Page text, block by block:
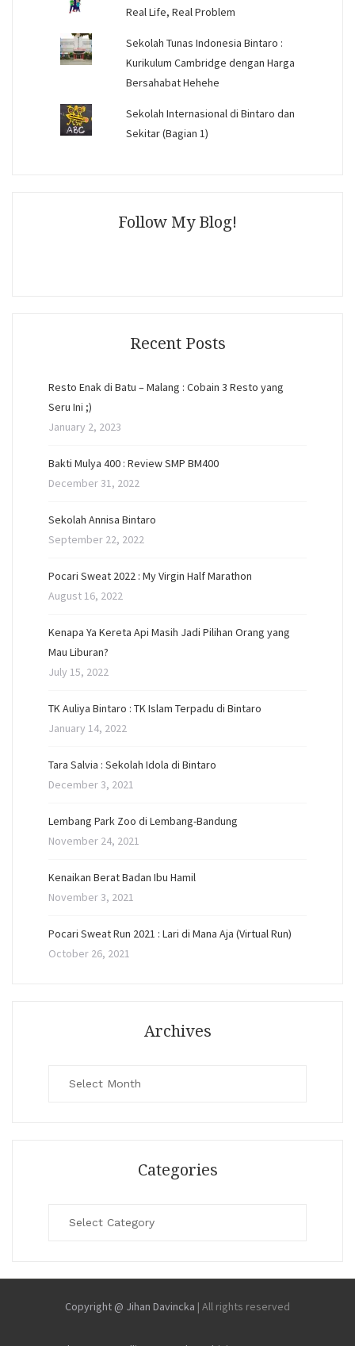
Real Life, Real Problem
Sekolah Tunas Indonesia Bintaro :
Kurikulum Cambridge dengan Harga
Bersahabat Hehehe
Sekolah Internasional di Bintaro dan
Sekitar (Bagian 1)
Follow My Blog!
Recent Posts
Resto Enak di Batu – Malang : Cobain 3 Resto yang
Seru Ini ;)
January 2, 2023
Bakti Mulya 400 : Review SMP BM400
December 31, 2022
Sekolah Annisa Bintaro
September 22, 2022
Pocari Sweat 2022 : My Virgin Half Marathon
August 16, 2022
Kenapa Ya Kereta Api Masih Jadi Pilihan Orang yang
Mau Liburan?
July 15, 2022
TK Auliya Bintaro : TK Islam Terpadu di Bintaro
January 14, 2022
Tara Salvia : Sekolah Idola di Bintaro
December 3, 2021
Lembang Park Zoo di Lembang-Bandung
November 24, 2021
Kenaikan Berat Badan Ibu Hamil
November 3, 2021
Pocari Sweat Run 2021 : Lari di Mana Aja (Virtual Run)
October 26, 2021
Archives
Categories
Copyright @ Jihan Davincka | All rights reserved